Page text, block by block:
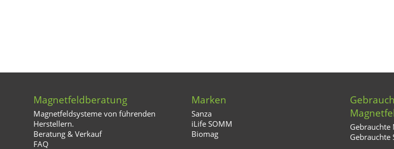
Magnetfeldberatung
Magnetfeldsysteme von führenden
Herstellern.
Beratung & Verkauf
FAQ
Marken
Sanza
iLife SOMM
Biomag
Gebrauchte
Gebrauchte